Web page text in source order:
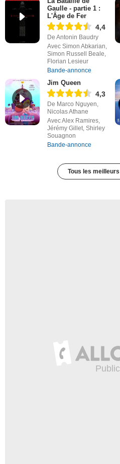
Gaulle - partie 1 :
L'Âge de Fer
4,4
De Antonin Baudry
Avec Simon Abkarian,
Simon Russell Beale,
Florian Lesieur
Bande-annonce
Jim Queen
4,3
De Marco Nguyen,
Nicolas Athane
Avec Alex Ramires,
Jérémy Gillet, Shirley
Souagnon
Bande-annonce
Tous les